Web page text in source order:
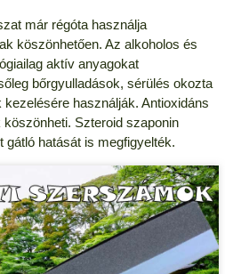
már régóta használja
köszönhetően. Az alkoholos és
aktív anyagokat
bőrgyulladások, sérülés okozta
használják. Antioxidáns
Szteroid szaponin
hatását is megfigyelték.